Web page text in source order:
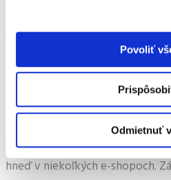
Povoliť
Odmietnuť
VIANOCE BEZ PONOŽIEK
Kto nekupuje na Vianoce
ponožiek sa stal už tradičný
Ponožky pre
mladých aj tých medzi tým
hneď v niekoľkých e-shopoch.